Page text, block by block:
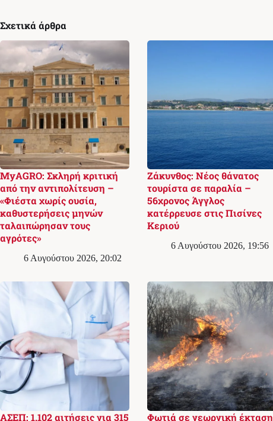
Σχετικά άρθρα
MyAGRO: Σκληρή κριτική
από την αντιπολίτευση –
«Φιέστα χωρίς ουσία,
καθυστερήσεις μηνών
ταλαιπώρησαν τους
αγρότες»
6 Αυγούστου 2026, 20:02
Ζάκυνθος: Νέος θάνατος
τουρίστα σε παραλία –
56χρονος Άγγλος
κατέρρευσε στις Πισίνες
Κεριού
6 Αυγούστου 2026, 19:56
ΑΣΕΠ: 1.102 αιτήσεις για 315 Φωτιά σε γεωργική έκταση